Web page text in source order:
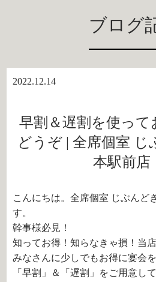
ブログ
2022.12.14
早割＆遅割を使って
どうぞ | 全席個室 じ
本駅前店
こんにちは。全席個室 じぶんど
す。
幹事様必見！
知ってお得！知らなきゃ損！当
みなさんに少しでもお得に宴会
「早割」＆「遅割」をご用意し